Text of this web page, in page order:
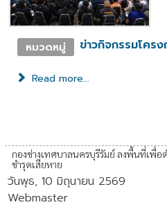
หมวดหมู่ ข่าวกิจกรรมโครง
Read more...
กองช่างเทศบาลนครบุรีรัมย์ ลงพื้นที่เพื่
ชำรุดเสียหาย
วันพุธ, 10 มิถุนายน 2569
Webmaster